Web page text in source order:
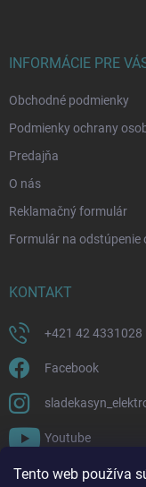
Tento web používa
INFORMÁCIE PRE
Obchodné podmienky
Podmienky ochrany
Predajňa
O nás
Reklamačný formulár
Formulár na odstúpenie
KONTAKT
+421 42 4331028
Facebook
Youtube